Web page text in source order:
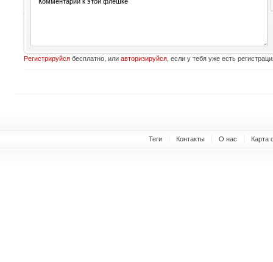
Регистрируйсябесплатно, или авторизируйся, если у тебя уже есть
Теги Контакты О нас Карта